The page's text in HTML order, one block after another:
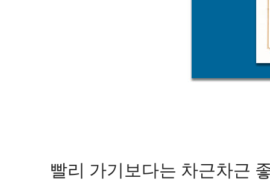
빨리 가기보다는 차근차근